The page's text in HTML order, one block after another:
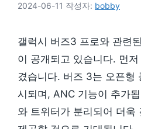
2024-06-11 작성자: bobby
갤럭시 버즈3 프로와 관련
이 공개되고 있습니다. 먼
겼습니다. 버즈 3는 오픈형
시되며, ANC 기능이 추가
와 트위터가 분리되어 더욱